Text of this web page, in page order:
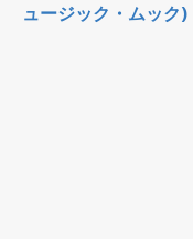
ュージック・ムック)